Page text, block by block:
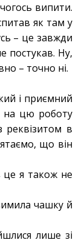
випити.
як там у
– це завжди
постукав. Ну,
– точно ні.
і приємний
на цю роботу
реквізитом в
що він
це я також не
чашку й
лише зі